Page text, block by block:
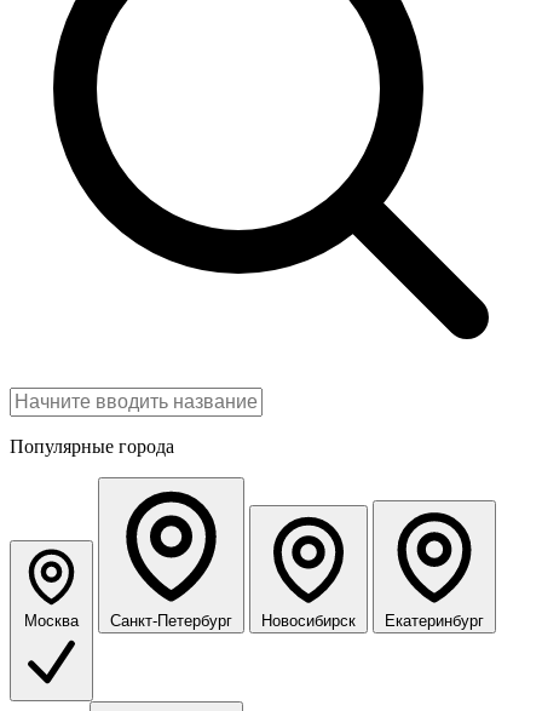
Популярные города
Москва Санкт-Петербург Новосибирск Екатеринбург